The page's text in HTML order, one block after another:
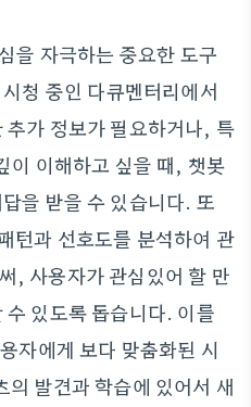
을 자극하는 중요한 도구
청 중인 다큐멘터리에서
가 정보가 필요하거나, 특
이 이해하고 싶을 때, 챗봇
을 받을 수 있습니다. 또
턴과 선호도를 분석하여 관
, 사용자가 관심있어 할 만
있도록 돕습니다. 이를
자에게 보다 맞춤화된 시
발견과 학습에 있어서 새